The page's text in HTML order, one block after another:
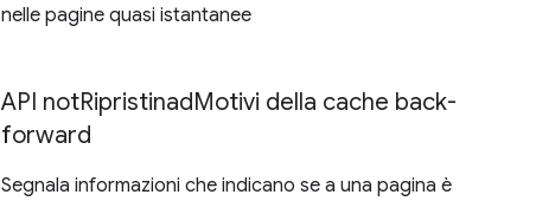
nelle pagine quasi istantanee
API notRipristinadMotivi della cache back-
forward
Segnala informazioni che indicano se a una pagina è